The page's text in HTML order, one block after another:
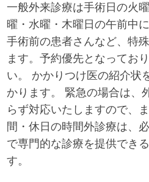
一般外来診療は手術日の火
曜・水曜・木曜日の午前中
手術前の患者さんなど、特
ます。予約優先となってお
い。 かかりつけ医の紹介状
かります。 緊急の場合は、
らず対応いたしますので、
間・休日の時間外診療は、
で専門的な診療を提供でき
す。